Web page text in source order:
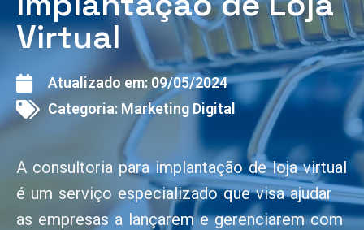
Virtual
Atualizado em: 09/05/2024
Categoria: Marketing Digital
A consultoria para implantação de loja virtual
é um serviço especializado que visa ajudar
as empresas a lançarem e gerenciarem com